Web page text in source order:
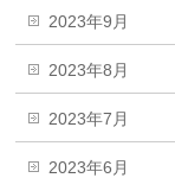
2023年9月
2023年8月
2023年7月
2023年6月